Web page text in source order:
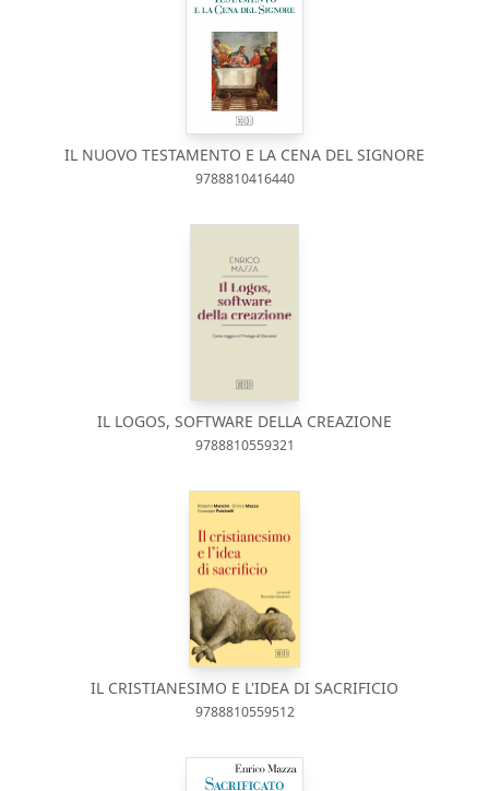
IL NUOVO TESTAMENTO E LA CENA DEL SIGNORE
9788810416440
IL LOGOS, SOFTWARE DELLA CREAZIONE
9788810559321
IL CRISTIANESIMO E L'IDEA DI SACRIFICIO
9788810559512